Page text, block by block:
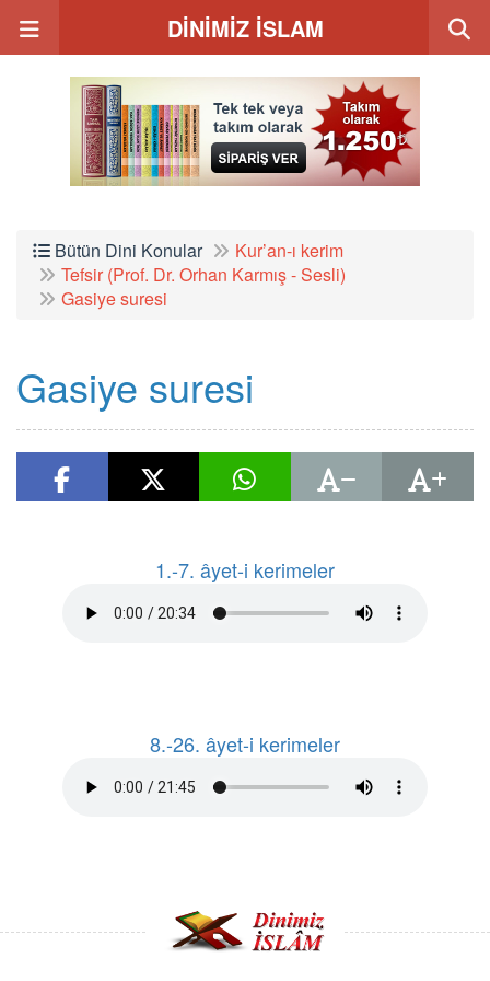
DİNİMİZ İSLAM
Bütün Dini Konular
Kur’an-ı kerim
Tefsir (Prof. Dr. Orhan Karmış - Sesli)
Gasiye suresi
Gasiye suresi
1.-7. âyet-i kerimeler
8.-26. âyet-i kerimeler